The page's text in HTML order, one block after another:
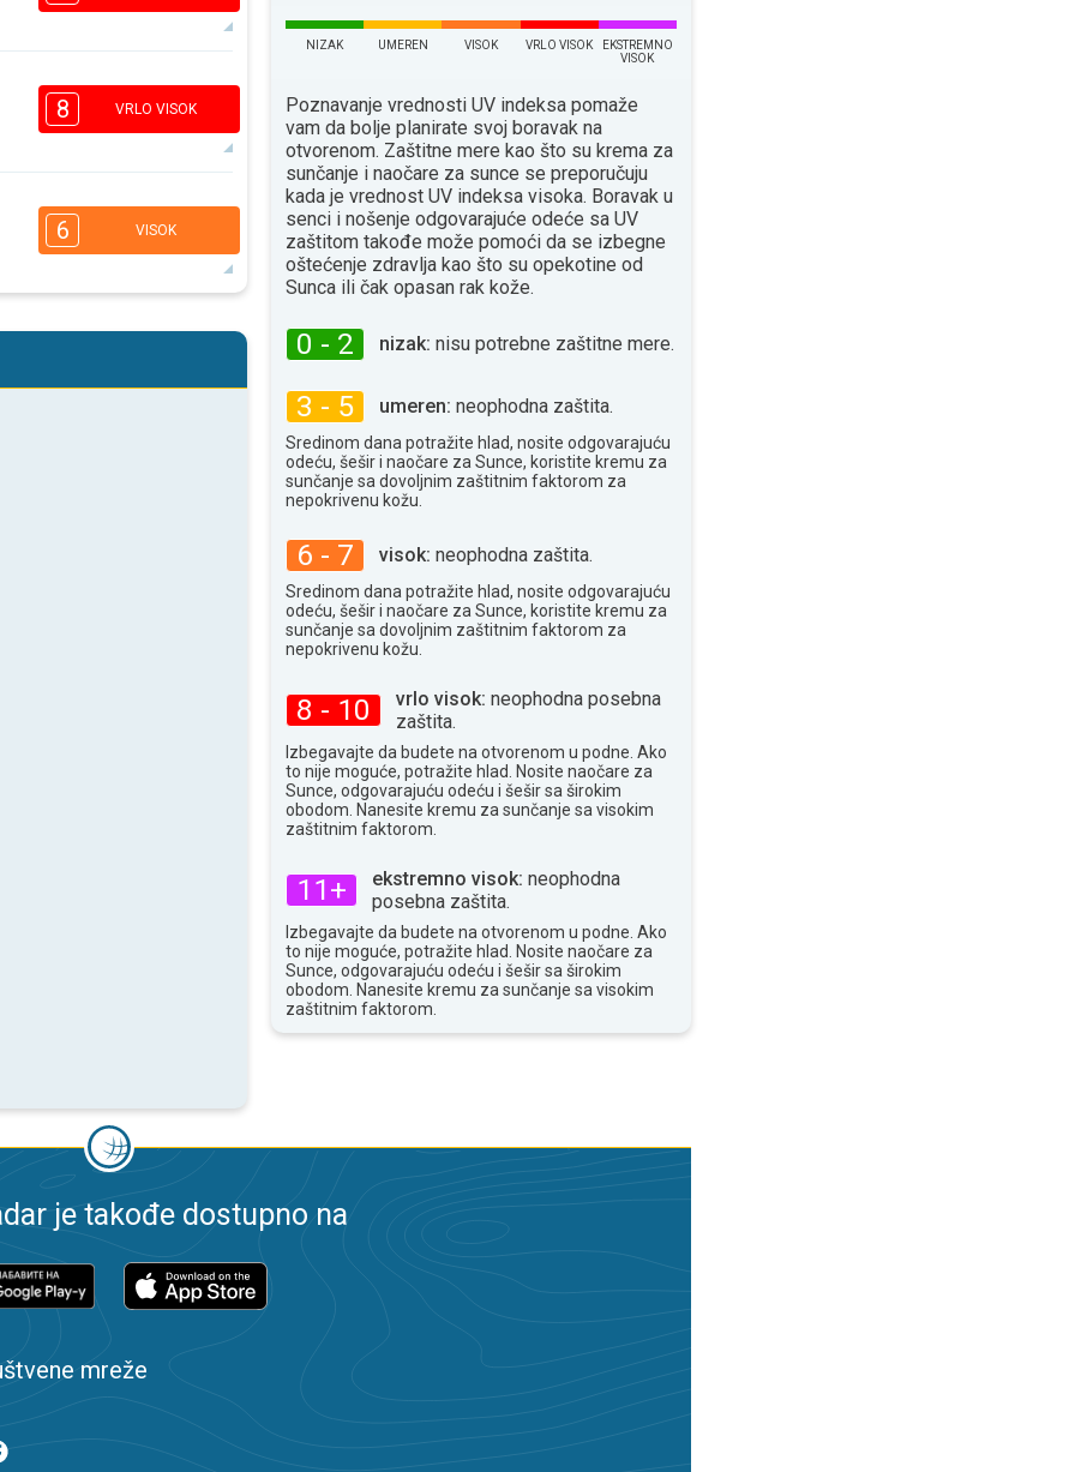
16:00
32°maks
5
16:00
34°maks
8 VRLO VISOK
4
16:00
2
35°maks
6 VISOK
2
1
NIZAK UMEREN VISOK VRLO VISOK
EKSTREMNO
VISOK
Poznavanje vrednosti UV indeksa pomaže
vam da bolje planirate svoj boravak na
otvorenom. Zaštitne mere kao što su krema za
sunčanje i naočare za sunce se preporučuju
kada je vrednost UV indeksa visoka. Boravak u
senci i nošenje odgovarajuće odeće sa UV
zaštitom takođe može pomoći da se izbegne
oštećenje zdravlja kao što su opekotine od
Sunca ili čak opasan rak kože.
0 - 2 nizak: nisu potrebne zaštitne mere.
3 - 5 umeren: neophodna zaštita.
Sredinom dana potražite hlad, nosite odgovarajuću
odeću, šešir i naočare za Sunce, koristite kremu za
sunčanje sa dovoljnim zaštitnim faktorom za
nepokrivenu kožu.
6 - 7 visok: neophodna zaštita.
Sredinom dana potražite hlad, nosite odgovarajuću
odeću, šešir i naočare za Sunce, koristite kremu za
sunčanje sa dovoljnim zaštitnim faktorom za
nepokrivenu kožu.
8 - 10 vrlo visok: neophodna posebna
zaštita.
Izbegavajte da budete na otvorenom u podne. Ako
to nije moguće, potražite hlad. Nosite naočare za
Sunce, odgovarajuću odeću i šešir sa širokim
obodom. Nanesite kremu za sunčanje sa visokim
zaštitnim faktorom.
11+ ekstremno visok: neophodna
posebna zaštita.
Izbegavajte da budete na otvorenom u podne. Ako
to nije moguće, potražite hlad. Nosite naočare za
Sunce, odgovarajuću odeću i šešir sa širokim
obodom. Nanesite kremu za sunčanje sa visokim
zaštitnim faktorom.
je takođe dostupno na
mreže